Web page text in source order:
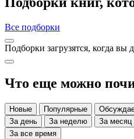
Все подборки
Подборки загрузятся, когда вы
Что еще можно
Новые Популярные
За день
За неделю За месяц
За все время